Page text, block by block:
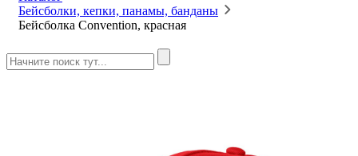
Бейсболки, кепки, панамы, банданы
Бейсболка Convention, красная